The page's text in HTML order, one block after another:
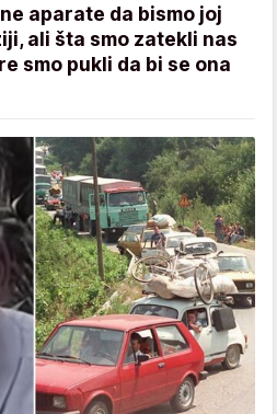
aparate da bismo joj
ali šta smo zatekli nas
smo pukli da bi se ona